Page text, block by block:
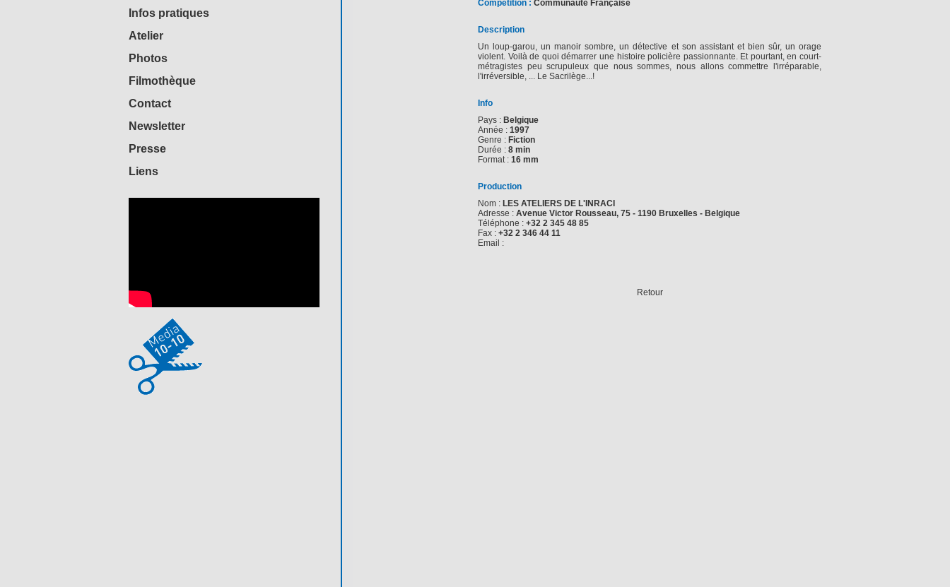
Infos pratiques
Atelier
Photos
Filmothèque
Contact
Newsletter
Presse
Liens
Compétition : Communauté Française
Description
Un loup-garou, un manoir sombre, un détective et son assistant et bien sûr, un orage
violent. Voilà de quoi démarrer une histoire policière passionnante. Et pourtant, en court-
métragistes peu scrupuleux que nous sommes, nous allons commettre l'irréparable,
l'irréversible, ... Le Sacrilège...!
Info
Pays : Belgique
Année : 1997
Genre : Fiction
Durée : 8 min
Format : 16 mm
Production
Nom : LES ATELIERS DE L'INRACI
Adresse : Avenue Victor Rousseau, 75 - 1190 Bruxelles - Belgique
Téléphone : +32 2 345 48 85
Fax : +32 2 346 44 11
Email :
Retour